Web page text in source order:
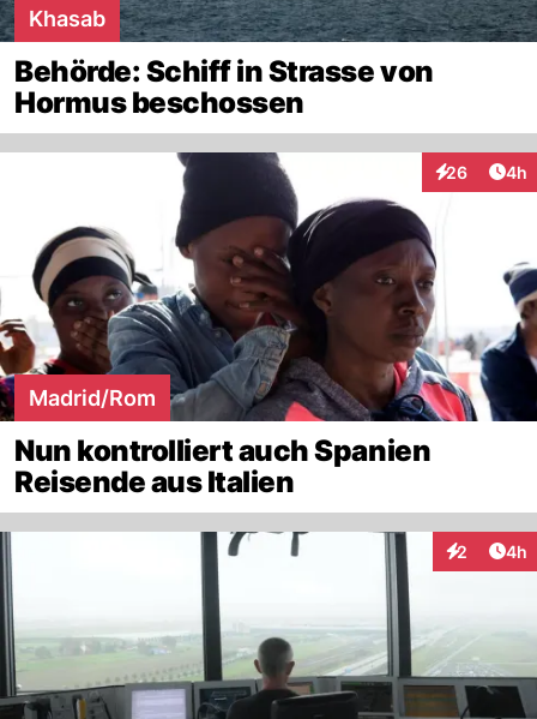
Khasab
Behörde: Schiff in Strasse von
Hormus beschossen
26
Interaktionen
4h
Madrid/Rom
Nun kontrolliert auch Spanien
Reisende aus Italien
2 4h